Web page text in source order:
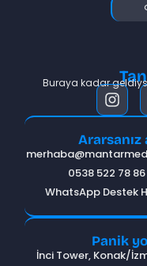
Buraya kadar
Ararsanız
0538 522 78 86
WhatsApp Destek
Panik
İnci Tower, Konak/